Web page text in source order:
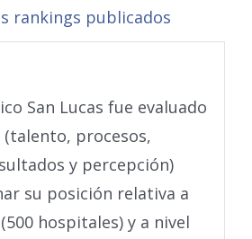
rankings publicados
San Lucas fue evaluado
procesos,
y percepción)
su posición relativa a
hospitales) y a nivel